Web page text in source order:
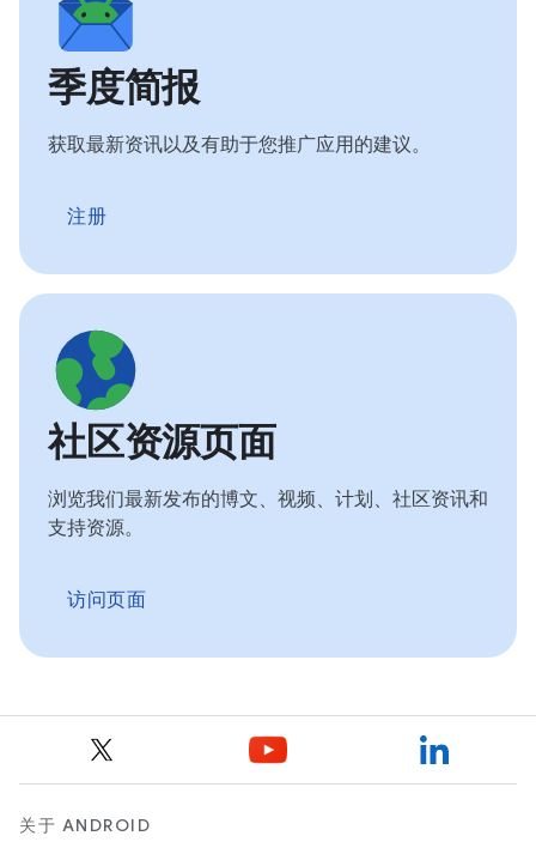
季度简报
获取最新资讯以及有助于您推广应用的建议。
注册
社区资源页面
浏览我们最新发布的博文、视频、计划、社区资讯和
支持资源。
访问页面
关于 ANDROID